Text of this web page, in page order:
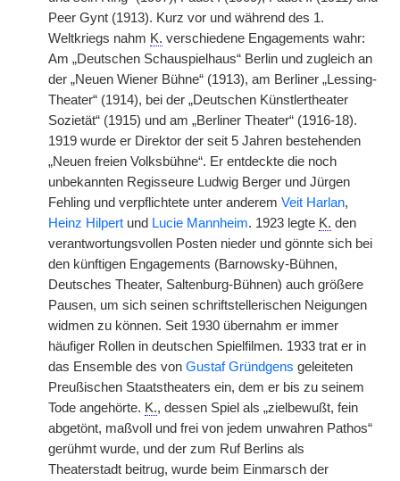
Peer Gynt (1913). Kurz vor und während des 1.
Weltkriegs nahm K. verschiedene Engagements wahr:
Am „Deutschen Schauspielhaus“ Berlin und zugleich an
der „Neuen Wiener Bühne“ (1913), am Berliner „Lessing-
Theater“ (1914), bei der „Deutschen Künstlertheater
Sozietät“ (1915) und am „Berliner Theater“ (1916-18).
1919 wurde er Direktor der seit 5 Jahren bestehenden
„Neuen freien Volksbühne“. Er entdeckte die noch
unbekannten Regisseure Ludwig Berger und Jürgen
Fehling und verpflichtete unter anderem Veit Harlan,
Heinz Hilpert und Lucie Mannheim. 1923 legte K. den
verantwortungsvollen Posten nieder und gönnte sich bei
den künftigen Engagements (Barnowsky-Bühnen,
Deutsches Theater, Saltenburg-Bühnen) auch größere
Pausen, um sich seinen schriftstellerischen Neigungen
widmen zu können. Seit 1930 übernahm er immer
häufiger Rollen in deutschen Spielfilmen. 1933 trat er in
das Ensemble des von Gustaf Gründgens geleiteten
Preußischen Staatstheaters ein, dem er bis zu seinem
Tode angehörte. K., dessen Spiel als „zielbewußt, fein
abgetönt, maßvoll und frei von jedem unwahren Pathos“
gerühmt wurde, und der zum Ruf Berlins als
Theaterstadt beitrug, wurde beim Einmarsch der